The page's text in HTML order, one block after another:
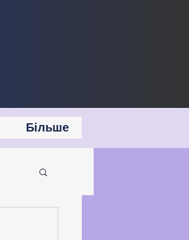
Більше